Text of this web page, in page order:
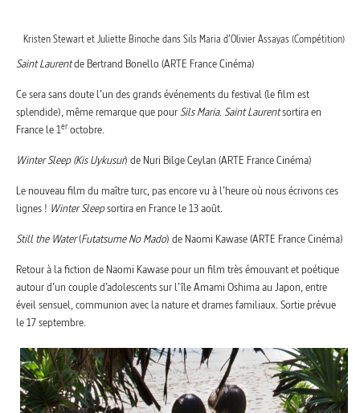
Kristen Stewart et Juliette Binoche dans Sils Maria d’Olivier Assayas (Compétition)
Saint Laurentde Bertrand Bonello (ARTE France Cinéma)
Ce sera sans doute l’un des grands événements du festival (le film est
splendide), même remarque que pourSils Maria.Saint Laurentsortira en
France le 1er octobre.
Winter Sleep (Kis Uykusur) de Nuri Bilge Ceylan (ARTE France Cinéma)
Le nouveau film du maître turc, pas encore vu à l’heure où nous écrivons ces
lignes ! Winter Sleepsortira en France le 13 août.
Still the Water(Futatsume No Mado) de Naomi Kawase (ARTE France Cinéma)
Retour à la fiction de Naomi Kawase pour un film très émouvant et poétique
autour d’un couple d’adolescents sur l’île Amami Oshima au Japon, entre
éveil sensuel, communion avec la nature et drames familiaux. Sortie prévue
le 17 septembre.